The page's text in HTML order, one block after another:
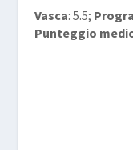
Vasca: 5.5;
Punteggio